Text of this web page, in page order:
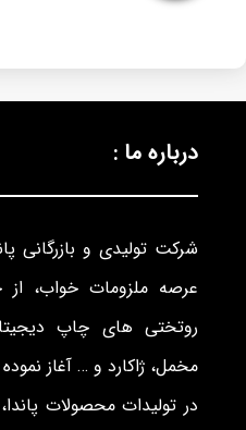
درباره ما :
شرکت تولیدی و بازرگانی
عرصه ملزومات خواب،
روتختی های چاپ
مخمل، ژاکارد و … آغاز
در تولیدات محصولات